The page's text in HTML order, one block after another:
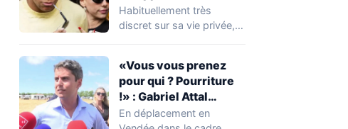
Expósito en Italie agite
la toile
Habituellement très
discret sur sa vie privée,
«Vous vous prenez
pour qui ? Pourriture
!» : Gabriel Attal
chahuté sur un
En déplacement en